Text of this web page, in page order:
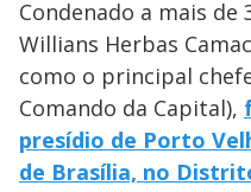
Condenado a mais de
Willians Herbas
como o principal
Comando da Capital),
presídio de Porto
de Brasília, no